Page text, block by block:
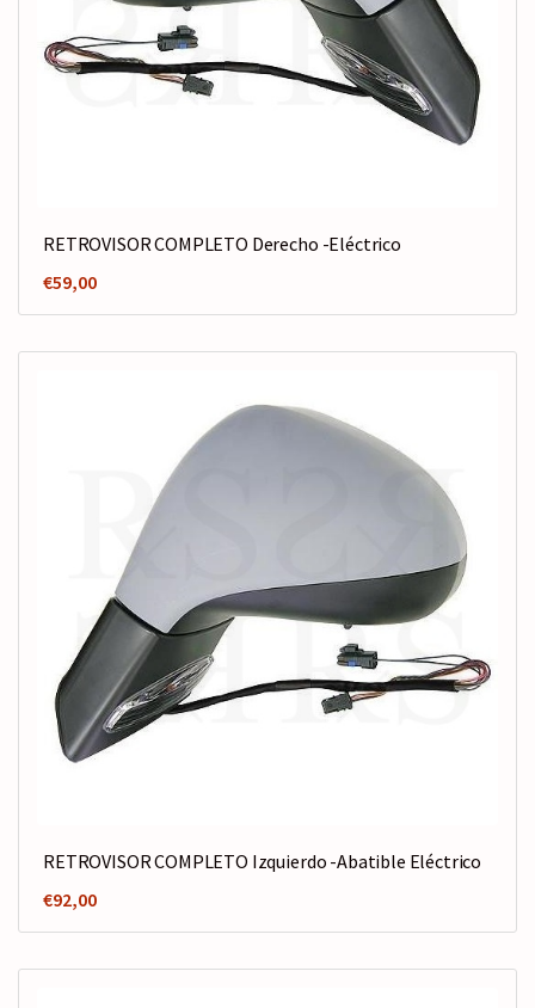
RETROVISOR COMPLETO Derecho -Eléctrico
€59,00
RETROVISOR COMPLETO Izquierdo -Abatible Eléctrico
€92,00